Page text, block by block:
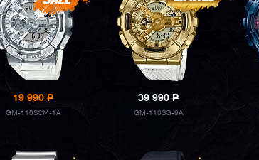
19 990P
GM-110SCM-1A
39 990P
GM-110SG-9A